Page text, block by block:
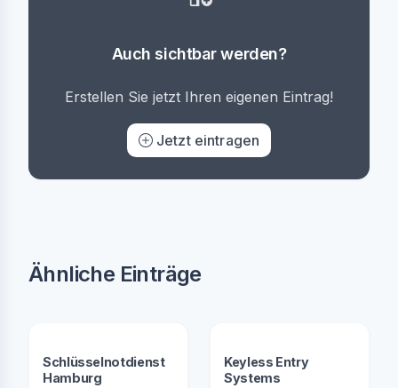
Auch sichtbar werden?
Erstellen Sie jetzt Ihren eigenen Eintrag!
Jetzt eintragen
Ähnliche Einträge
Schlüsselnotdienst
Hamburg
Keyless Entry
Systems